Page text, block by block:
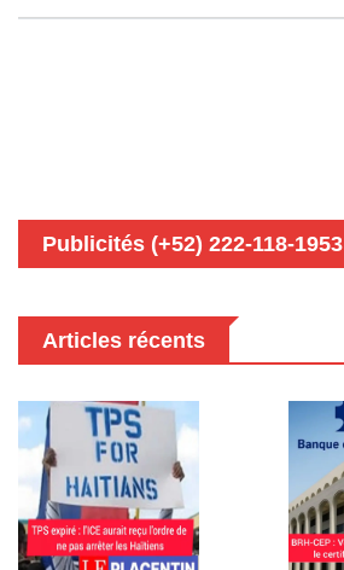
Publicités (+52) 222-118-1953
Articles récents